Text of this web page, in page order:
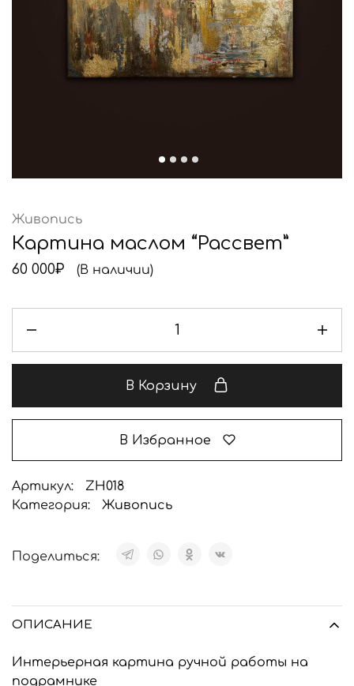
Живопись
Картина маслом “Рассвет”
60 000₽ (В наличии)
В Корзину
В Избранное
Артикул:
ZH018
Категория:
Живопись
Поделиться:
ОПИСАНИЕ
Интерьерная картина ручной работы на
подрамнике